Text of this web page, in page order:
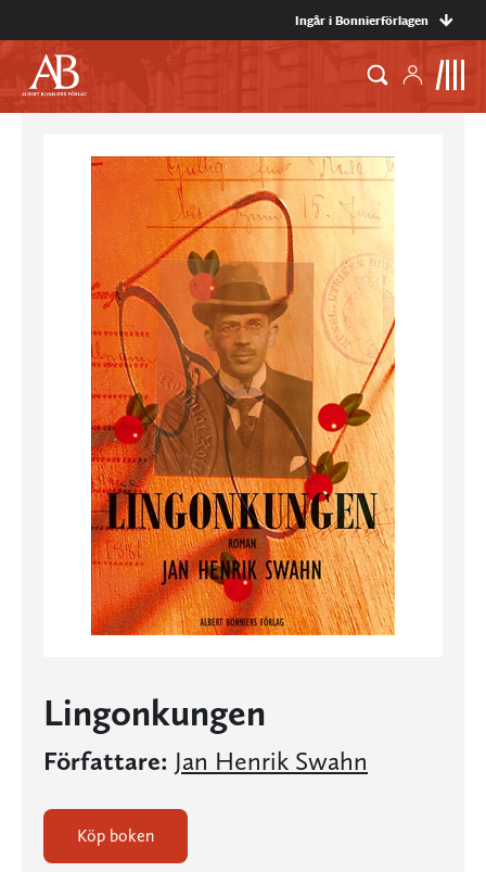
Ingår i Bonnierförlagen
Lingonkungen
Författare: Jan Henrik Swahn
Köp boken